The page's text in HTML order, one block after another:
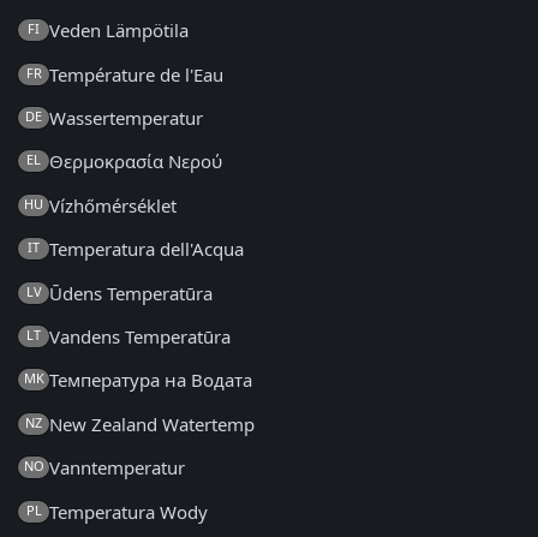
FI Veden Lämpötila
FR Température de l'Eau
DE Wassertemperatur
EL Θερμοκρασία Νερού
HU Vízhőmérséklet
IT Temperatura dell'Acqua
LV Ūdens Temperatūra
LT Vandens Temperatūra
MK Температура на Водата
NZ New Zealand Watertemp
NO Vanntemperatur
PL Temperatura Wody